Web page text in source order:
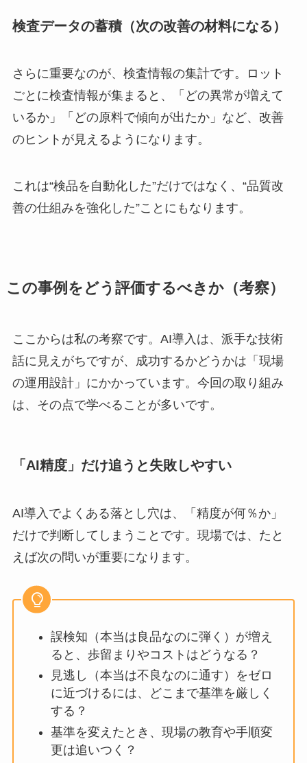
検査データの蓄積（次の改善の材料になる）
さらに重要なのが、検査情報の集計です。ロット
ごとに検査情報が集まると、「どの異常が増えて
いるか」「どの原料で傾向が出たか」など、改善
のヒントが見えるようになります。
これは“検品を自動化した”だけではなく、“品質改
善の仕組みを強化した”ことにもなります。
この事例をどう評価するべきか（考察）
ここからは私の考察です。AI導入は、派手な技術
話に見えがちですが、成功するかどうかは「現場
の運用設計」にかかっています。今回の取り組み
は、その点で学べることが多いです。
「AI精度」だけ追うと失敗しやすい
AI導入でよくある落とし穴は、「精度が何％か」
だけで判断してしまうことです。現場では、たと
えば次の問いが重要になります。
誤検知（本当は良品なのに弾く）が増え
ると、歩留まりやコストはどうなる？
見逃し（本当は不良なのに通す）をゼロ
に近づけるには、どこまで基準を厳しく
する？
基準を変えたとき、現場の教育や手順変
更は追いつく？